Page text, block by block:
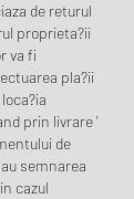
de returul
proprieta?ii
va fi
pla?ii
prin livrare '
de
semnarea
cazul